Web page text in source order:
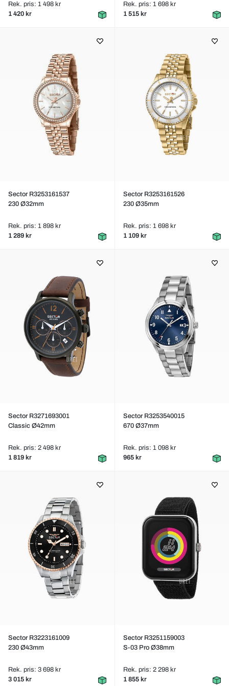
Rek. pris: 1 498 kr
1 420 kr
Rek. pris: 1 698 kr
1 515 kr
Sector R3253161537
230 Ø32mm
Rek. pris: 1 898 kr
1 289 kr
Sector R3253161526
230 Ø35mm
Rek. pris: 1 698 kr
1 109 kr
Sector R3271693001
Classic Ø42mm
Rek. pris: 2 498 kr
1 819 kr
Sector R3253540015
670 Ø37mm
Rek. pris: 1 098 kr
965 kr
Sector R3223161009
230 Ø43mm
Rek. pris: 3 698 kr
3 015 kr
Sector R3251159003
S-03 Pro Ø38mm
Rek. pris: 2 298 kr
1 855 kr